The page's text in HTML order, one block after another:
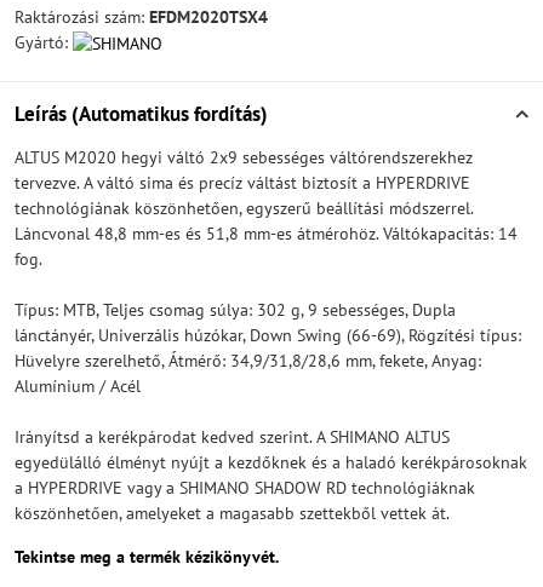
Raktározási szám: EFDM2020TSX4
Gyártó:
Leírás (Automatikus fordítás)
ALTUS M2020 hegyi váltó 2x9 sebességes váltórendszerekhez
tervezve. A váltó sima és precíz váltást biztosít a HYPERDRIVE
technológiának köszönhetően, egyszerű beállítási módszerrel.
Láncvonal 48,8 mm-es és 51,8 mm-es átmérohöz. Váltókapacitás: 14
fog.
Típus: MTB, Teljes csomag súlya: 302 g, 9 sebességes, Dupla
lánctányér, Univerzális húzókar, Down Swing (66-69), Rögzítési típus:
Hüvelyre szerelhető, Átmérő: 34,9/31,8/28,6 mm, fekete, Anyag:
Alumínium / Acél
Irányítsd a kerékpárodat kedved szerint. A SHIMANO ALTUS
egyedülálló élményt nyújt a kezdőknek és a haladó kerékpárosoknak
a HYPERDRIVE vagy a SHIMANO SHADOW RD technológiáknak
köszönhetően, amelyeket a magasabb szettekből vettek át.
Tekintse meg a termék kézikönyvét.